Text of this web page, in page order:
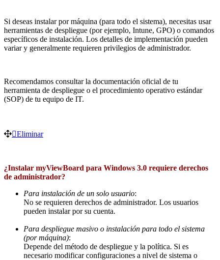
Si deseas instalar por máquina (para todo el sistema), necesitas usar
herramientas de despliegue (por ejemplo, Intune, GPO) o comandos
específicos de instalación. Los detalles de implementación pueden
variar y generalmente requieren privilegios de administrador.
Recomendamos consultar la documentación oficial de tu
herramienta de despliegue o el procedimiento operativo estándar
(SOP) de tu equipo de IT.
Eliminar
¿Instalar myViewBoard para Windows 3.0 requiere derechos
de administrador?
Para instalación de un solo usuario:
No se requieren derechos de administrador. Los usuarios
pueden instalar por su cuenta.
Para despliegue masivo o instalación para todo el sistema
(por máquina):
Depende del método de despliegue y la política. Si es
necesario modificar configuraciones a nivel de sistema o